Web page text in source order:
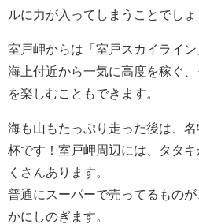
ルに力が入ってしまうことでしょ
室戸岬からは「室戸スカイライン
海上付近から一気に高度を稼ぐ
を楽しむこともできます。
海も山もたっぷり走った後は、
杯です！室戸岬周辺には、タタ
くさんあります。
普通にスーパーで売ってるもの
かにしのぎます。